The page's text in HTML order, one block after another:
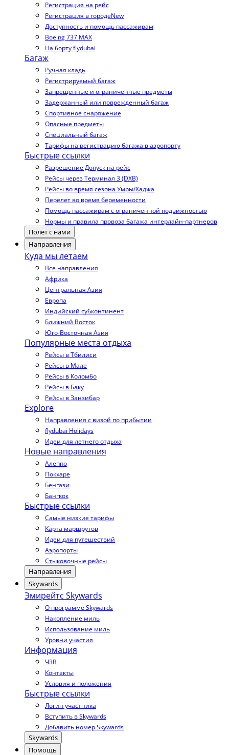
Регистрация на рейс
Регистрация в городеNew
Доступность и помощь пассажирам
Boeing 737 MAX
На борту flydubai
Багаж
Ручная кладь
Регистрируемый багаж
Запрещенные и ограниченные предметы
Задержанный или поврежденный багаж
Спортивное снаряжение
Опасные предметы
Специальный багаж
Тарифы на регистрацию багажа в аэропорту
Быстрые ссылки
Разрешение Допуск на рейс
Рейсы через Терминал 3 (DXB)
Рейсы во время сезона Умры/Хаджа
Перелет во время беременности
Помощь пассажирам с ограниченной подвижностью
Нормы и правила провоза багажа интерлайн-партнеров
Полет с нами
Направления
Куда мы летаем
Все направления
Африка
Центральная Азия
Европа
Индийский субконтинент
Ближний Восток
Юго-Восточная Азия
Популярные места отдыха
Рейсы в Тбилиси
Рейсы в Мале
Рейсы в Коломбо
Рейсы в Баку
Рейсы в Занзибар
Explore
Направления с визой по прибытии
flydubai Holidays
Идеи для летнего отдыха
Новые направления
Алеппо
Покхаре
Бенгази
Бангкок
Быстрые ссылки
Самые низкие тарифы
Карта маршрутов
Идеи для путешествий
Аэропорты
Стыковочные рейсы
Направления
Skywards
Эмирейтс Skywards
О программе Skywards
Накопление миль
Использование миль
Уровни участия
Информация
ЧЗВ
Контакты
Условия и положения
Быстрые ссылки
Логин участника
Вступить в Skywards
Добавить номер Skywards
Skywards
Помощь